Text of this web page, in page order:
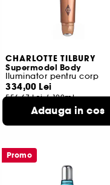
CHARLOTTE TILBURY
Supermodel Body
Iluminator pentru corp
334,00 Lei
556,67 Lei /100ml
Adauga in cos
Promo